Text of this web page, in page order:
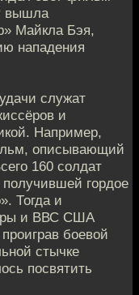
вышла
Майкла Бэя,
нападения
служат
и
Например,
описывающий
160 солдат
гордое
Тогда и
и ВВС США
боевой
стычке
посвятить